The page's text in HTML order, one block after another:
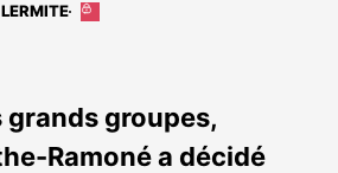
Cet
abonnés
grands groupes,
Ramoné a décidé